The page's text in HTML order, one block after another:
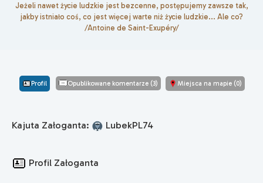
Jeżeli nawet życie ludzkie jest bezcenne, postępujemy zawsze tak,
jakby istniało coś, co jest więcej warte niż życie ludzkie... Ale co?
/Antoine de Saint-Exupéry/
Profil Opublikowane komentarze (3) Miejsca na mapie (0)
Kajuta Załoganta: LubekPL74
Profil Załoganta